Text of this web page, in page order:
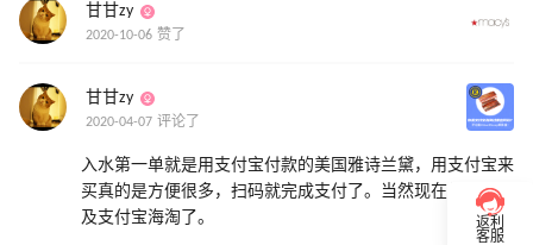
甘甘zy
2020-10-06 赞了
甘甘zy
2020-04-07 评论了
入水第一单就是用支付宝付款的美国雅诗兰黛，用支付宝来
买真的是方便很多，扫码就完成支付了。当然现在越来越普
及支付宝海淘了。
返利
客服